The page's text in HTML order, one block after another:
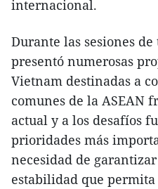
internacional.
Durante las sesiones
presentó numerosas
Vietnam destinadas a
comunes de la ASEAN
actual y a los desafíos
prioridades más
necesidad de
estabilidad que